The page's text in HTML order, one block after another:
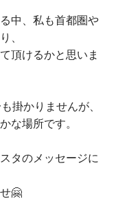
中、私も首都圏や
、
頂けるかと思いま
掛かりませんが、
な場所です。
タのメッセージに
🤗